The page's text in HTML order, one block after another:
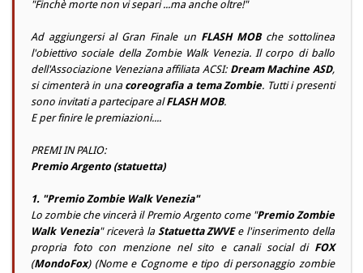
"Finchè morte non vi separi ...ma anche oltre!"
Ad aggiungersi al Gran Finale un FLASH MOBche sottolinea
l'obiettivo sociale della Zombie Walk Venezia. Il corpo di ballo
dell'Associazione Veneziana affiliata ACSI: Dream Machine ASD,
si cimenterà in una coreografia a tema Zombie. Tutti i presenti
sono invitati a partecipare alFLASH MOB.
E per finire le premiazioni....
PREMI IN PALIO:
Premio Argento (statuetta)
1. "Premio Zombie Walk Venezia"
Lo zombie che vincerà il Premio Argento come "Premio Zombie
Walk Venezia" riceverà la Statuetta ZWVEe l'inserimento della
propria foto con menzione nel sito e canali social di FOX
(MondoFox) (Nome e Cognome e tipo di personaggio zombie